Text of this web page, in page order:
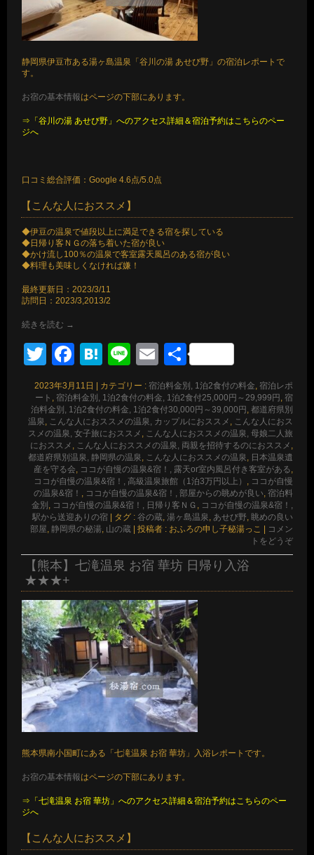
静岡県伊豆市ある湯ヶ島温泉「谷川の湯 あせび野」の宿泊レポートで
す。
お宿の基本情報はページの下部にあります。
⇒「谷川の湯 あせび野」へのアクセス詳細＆宿泊予約はこちらのペー
ジへ
口コミ総合評価：Google 4.6点/5.0点
【こんな人におススメ】
◆伊豆の温泉で値段以上に満足できる宿を探している
◆日帰り客ＮＧの落ち着いた宿が良い
◆かけ流し100％の温泉で客室露天風呂のある宿が良い
◆料理も美味しくなければ嫌！
最終更新日：2023/3/11
訪問日：2023/3,2013/2
続きを読む →
TwitterFacebook
Hatena
LineEmail
共
有
2023年3月11日 カテゴリー : 宿泊料金別, 1泊2食付の料金, 宿泊レポ
ート , 宿泊料金別, 1泊2食付の料金, 1泊2食付25,000円～29,999円 , 宿
泊料金別, 1泊2食付の料金, 1泊2食付30,000円～39,000円 , 都道府県別
温泉, こんな人におススメの温泉, カップルにおススメ , こんな人におス
スメの温泉, 女子旅におススメ , こんな人におススメの温泉, 母娘二人旅
におススメ , こんな人におススメの温泉, 両親を招待するのにおススメ ,
都道府県別温泉, 静岡県の温泉, こんな人におススメの温泉, 日本温泉遺
産を守る会, ココが自慢の温泉&宿！, 露天or室内風呂付き客室がある,
ココが自慢の温泉&宿！, 高級温泉旅館（1泊3万円以上） , ココが自慢
の温泉&宿！ , ココが自慢の温泉&宿！, 部屋からの眺めが良い, 宿泊料
金別 , ココが自慢の温泉&宿！, 日帰り客ＮＧ , ココが自慢の温泉&宿！,
駅から送迎ありの宿
タグ : 谷の蔵, 湯ヶ島温泉, あせび野, 眺めの良い
部屋, 静岡県の秘湯, 山の蔵 投稿者 : おふろの申し子秘湯っこ
コメン
トをどうぞ
【熊本】七滝温泉 お宿 華坊 日帰り入浴
★★★+
熊本県南小国町にある「七滝温泉 お宿 華坊」入浴レポートです。
お宿の基本情報はページの下部にあります。
⇒「七滝温泉 お宿 華坊」へのアクセス詳細＆宿泊予約はこちらのペー
ジへ
【こんな人におススメ】